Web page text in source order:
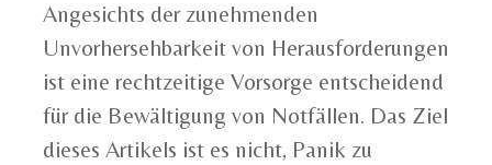
Angesichts der zunehmenden
Unvorhersehbarkeit von Herausforderungen
ist eine rechtzeitige Vorsorge entscheidend
für die Bewältigung von Notfällen. Das Ziel
dieses Artikels ist es nicht, Panik zu